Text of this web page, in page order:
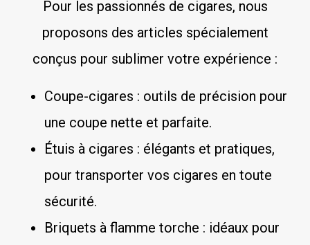
Pour les passionnés de cigares, nous
proposons des articles spécialement
conçus pour sublimer votre expérience :
Coupe-cigares : outils de précision pour
une coupe nette et parfaite.
Étuis à cigares : élégants et pratiques,
pour transporter vos cigares en toute
sécurité.
Briquets à flamme torche : idéaux pour